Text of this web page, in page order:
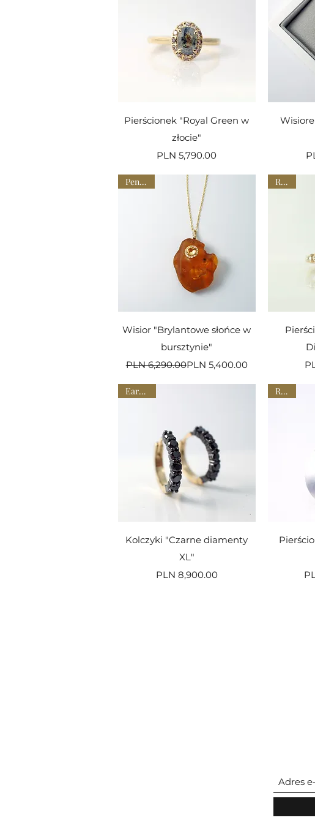
Quick View
Pierścionek "Royal Green w
złocie"
Price
PLN 5,790.00
Quick View
Pendant
Wisior "Brylantowe słońce w
bursztynie"
Regular Price
PLN 6,290.00Sale Price
PLN 5,400.00
Rings
Quick View
Earrings
Kolczyki "Czarne diamenty
XL"
Price
PLN 8,900.00
Rings